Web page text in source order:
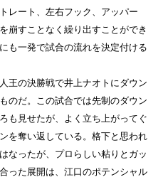
レート、左右フック、アッパー
崩すことなく繰り出すことができ
も一発で試合の流れを決定付ける
王の決勝戦で井上ナオトにダウン
のだ。この試合では先制のダウン
も見せたが、よく立ち上がってぐ
を奪い返している。格下と思われ
なったが、プロらしい粘りとガッ
った展開は、江口のポテンシャル